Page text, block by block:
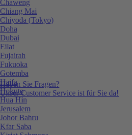
Haben Sie Fragen?
Unser Customer Service ist für Sie da!
Chaweng
Chiang Mai
Chiyoda (Tokyo)
Doha
Dubai
Eilat
Fujairah
Fukuoka
Gotemba
Haifa
Hokuto
Hua Hin
Jerusalem
Johor Bahru
Kfar Saba